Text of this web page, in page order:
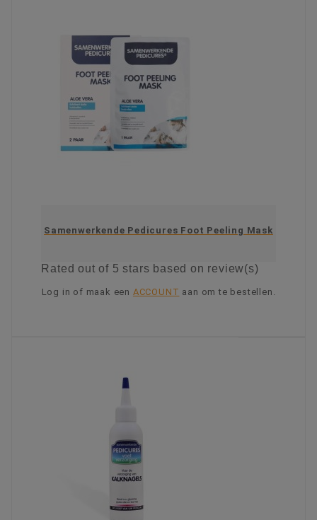
Samenwerkende Pedicures Foot Peeling Mask
Ratedout of 5 stars based on review(s)
Log in of maak een ACCOUNT aan om te bestellen.